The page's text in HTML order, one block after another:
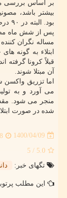
بر اساس بررسی
بیشتر باشد،
پس از شش ماه
مساله نگران
ابتلاء به گونه
قبلاً کرونا گرفته
آن مبتلا شوند.
اما تزریق واکسن
می آورد و به
منجر می شود.
شده در صورت
1400/04/09
5.0
/ 5
تگهای خبر:
این مطلب